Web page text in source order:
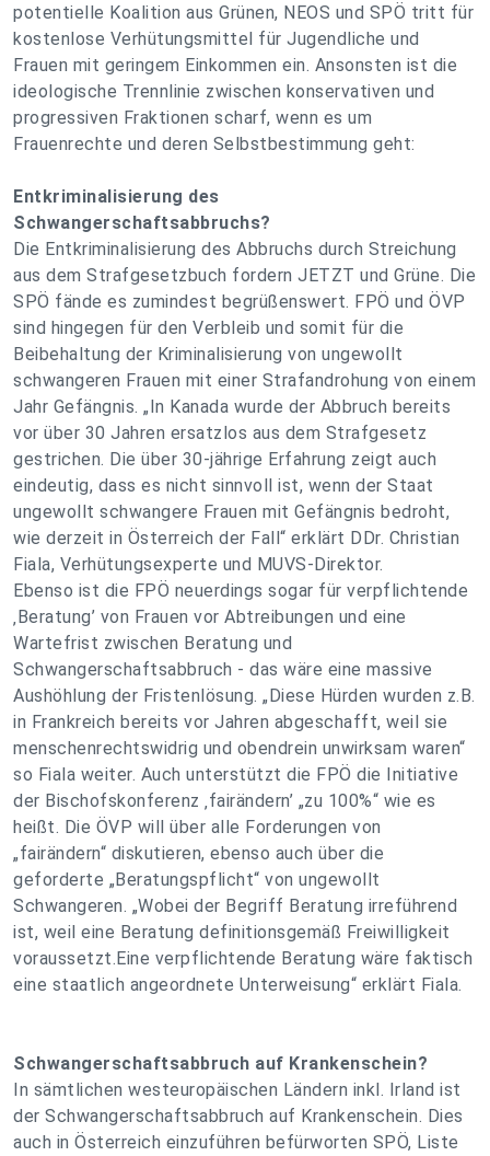
potentielle Koalition aus Grünen, NEOS und SPÖ tritt für
kostenlose Verhütungsmittel für Jugendliche und
Frauen mit geringem Einkommen ein. Ansonsten ist die
ideologische Trennlinie zwischen konservativen und
progressiven Fraktionen scharf, wenn es um
Frauenrechte und deren Selbstbestimmung geht:
Entkriminalisierung des
Schwangerschaftsabbruchs?
Die Entkriminalisierung des Abbruchs durch Streichung
aus dem Strafgesetzbuch fordern JETZT und Grüne. Die
SPÖ fände es zumindest begrüßenswert. FPÖ und ÖVP
sind hingegen für den Verbleib und somit für die
Beibehaltung der Kriminalisierung von ungewollt
schwangeren Frauen mit einer Strafandrohung von einem
Jahr Gefängnis. „In Kanada wurde der Abbruch bereits
vor über 30 Jahren ersatzlos aus dem Strafgesetz
gestrichen. Die über 30-jährige Erfahrung zeigt auch
eindeutig, dass es nicht sinnvoll ist, wenn der Staat
ungewollt schwangere Frauen mit Gefängnis bedroht,
wie derzeit in Österreich der Fall“ erklärt DDr. Christian
Fiala, Verhütungsexperte und MUVS-Direktor.
Ebenso ist die FPÖ neuerdings sogar für verpflichtende
‚Beratung’ von Frauen vor Abtreibungen und eine
Wartefrist zwischen Beratung und
Schwangerschaftsabbruch - das wäre eine massive
Aushöhlung der Fristenlösung. „Diese Hürden wurden z.B.
in Frankreich bereits vor Jahren abgeschafft, weil sie
menschenrechtswidrig und obendrein unwirksam waren“
so Fiala weiter. Auch unterstützt die FPÖ die Initiative
der Bischofskonferenz ‚fairändern’ „zu 100%“ wie es
heißt. Die ÖVP will über alle Forderungen von
„fairändern“ diskutieren, ebenso auch über die
geforderte „Beratungspflicht“ von ungewollt
Schwangeren. „Wobei der Begriff Beratung irreführend
ist, weil eine Beratung definitionsgemäß Freiwilligkeit
voraussetzt.Eine verpflichtende Beratung wäre faktisch
eine staatlich angeordnete Unterweisung“ erklärt Fiala.
Schwangerschaftsabbruch auf Krankenschein?
In sämtlichen westeuropäischen Ländern inkl. Irland ist
der Schwangerschaftsabbruch auf Krankenschein. Dies
auch in Österreich einzuführen befürworten SPÖ, Liste